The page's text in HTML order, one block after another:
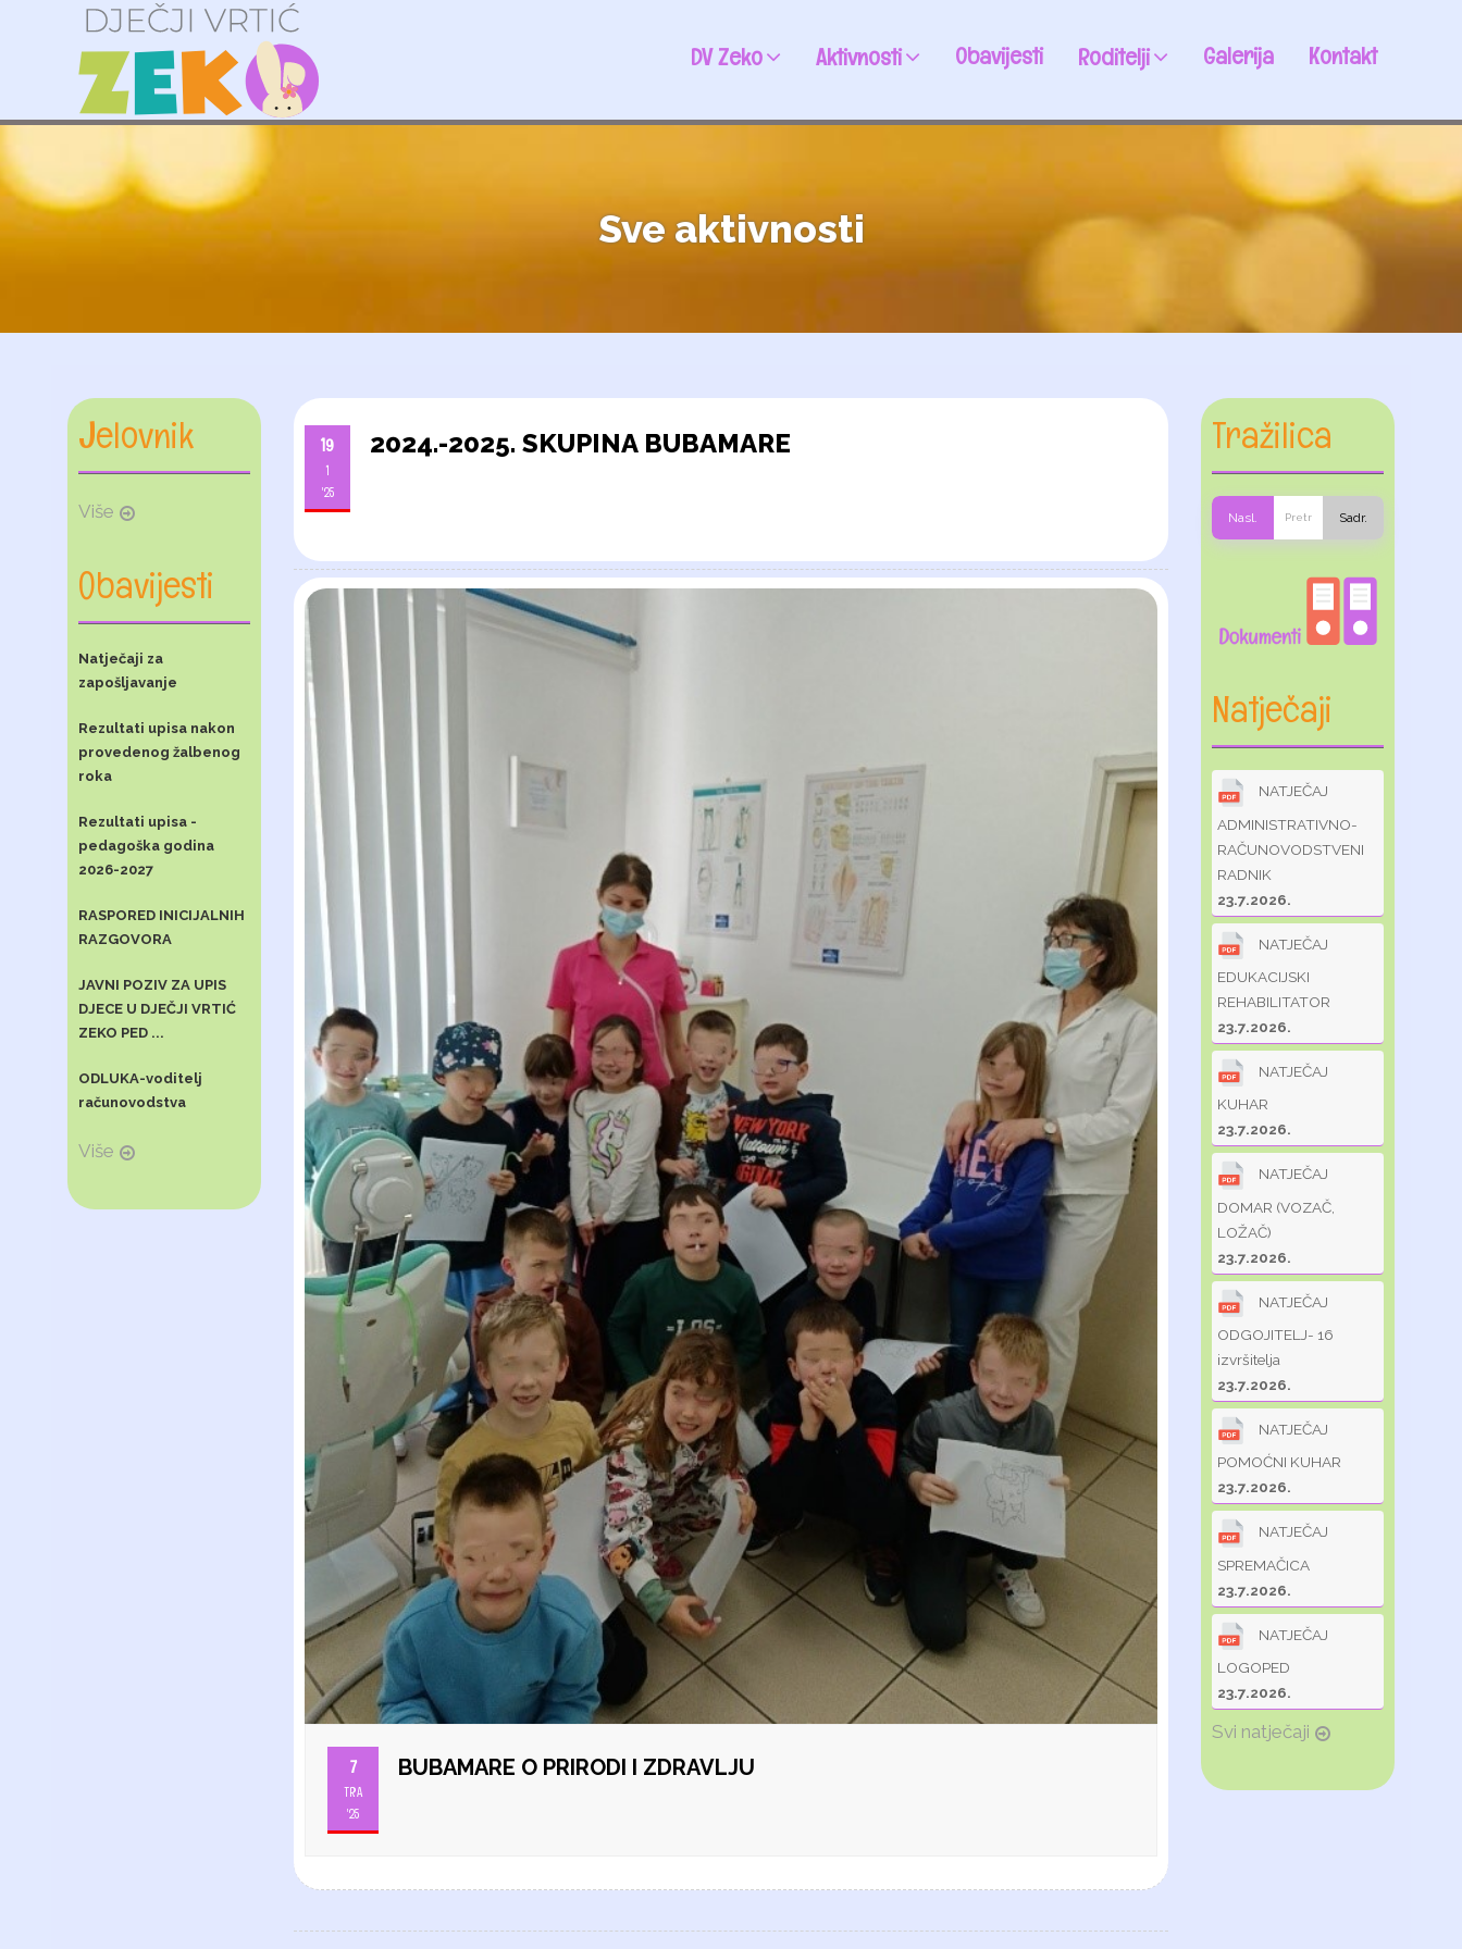
DV Zeko Aktivnosti Obavijesti Roditelji Galerija Kontakt
Sve aktivnosti
Jelovnik
Više
Obavijesti
Natječaji za
zapošljavanje
Rezultati upisa nakon
provedenog žalbenog
roka
Rezultati upisa -
pedagoška godina
2026-2027
RASPORED INICIJALNIH
RAZGOVORA
JAVNI POZIV ZA UPIS
DJECE U DJEČJI VRTIĆ
ZEKO PED ...
ODLUKA-voditelj
računovodstva
Više
19
1
'25
2024.-2025. SKUPINA BUBAMARE
7
TRA
'25
BUBAMARE O PRIRODI I ZDRAVLJU
Tražilica
Nasl. Sadr.
Natječaji
NATJEČAJ
ADMINISTRATIVNO-
RAČUNOVODSTVENI
RADNIK
23.7.2026.
NATJEČAJ
EDUKACIJSKI
REHABILITATOR
23.7.2026.
NATJEČAJ
KUHAR
23.7.2026.
NATJEČAJ
DOMAR (VOZAČ,
LOŽAČ)
23.7.2026.
NATJEČAJ
ODGOJITELJ- 16
izvršitelja
23.7.2026.
NATJEČAJ
POMOĆNI KUHAR
23.7.2026.
NATJEČAJ
SPREMAČICA
23.7.2026.
NATJEČAJ
LOGOPED
23.7.2026.
Svi natječaji